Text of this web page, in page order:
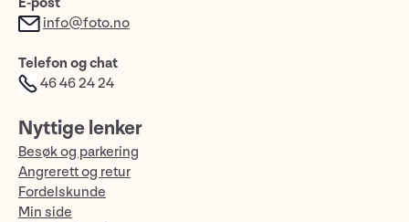
info@foto.no
Telefon og chat
46 46 24 24
Nyttige lenker
Besøk og parkering
Angrerett og retur
Fordelskunde
Min side